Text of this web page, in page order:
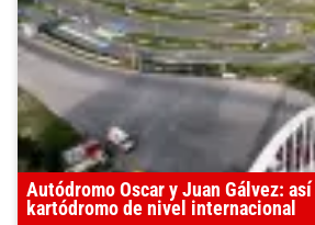
Autódromo Oscar y Juan Gálvez:
kartódromo de nivel internacional